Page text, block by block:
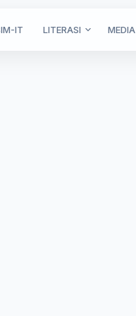
IT LITERASI MEDIA